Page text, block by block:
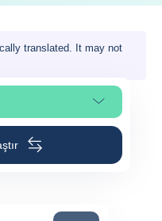
translated. It may not
seç